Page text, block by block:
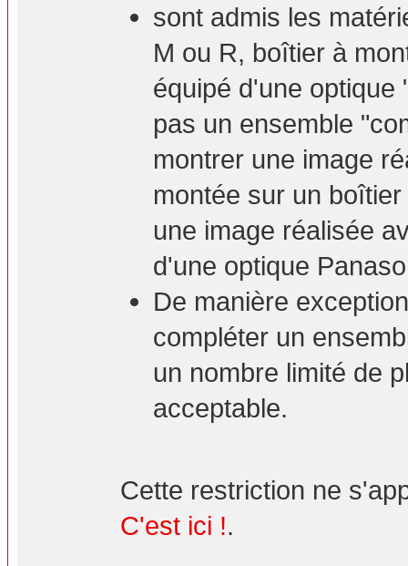
sont admis les
M ou R, boîtier à
équipé d'une optique
pas un ensemble
montrer une image
montée sur un
une image réalisée
d'une optique
De manière
compléter un
un nombre limité de
acceptable.
Cette restriction ne
C'est ici !.